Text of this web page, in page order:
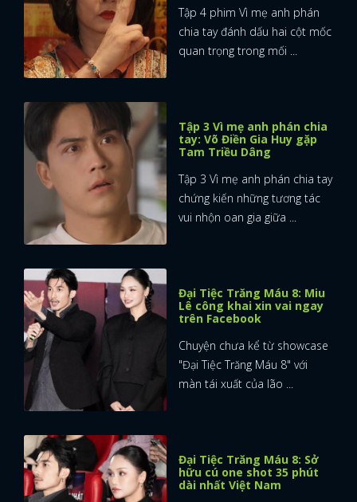
Tập 4 phim Vì mẹ anh phán
chia tay đánh dấu hai cột mốc
quan trọng trong mối ...
Tập 3 Vì mẹ anh phán chia
tay: Võ Điền Gia Huy gặp
Tam Triều Dâng
Tập 3 Vì mẹ anh phán chia tay
chứng kiến những tương tác
vui nhộn oan gia giữa ...
Đại Tiệc Trăng Máu 8: Miu
Lê công khai xin vai ngay
trên Facebook
Chuyện chưa kể từ showcase
"Đại Tiệc Trăng Máu 8" với
màn tái xuất của lão ...
Đại Tiệc Trăng Máu 8: Sở
hữu cú one shot 35 phút
dài nhất Việt Nam